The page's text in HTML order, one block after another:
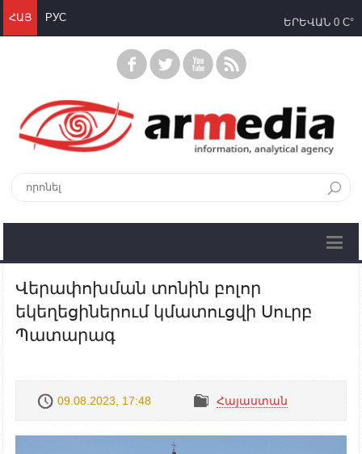
ՀԱՅ РУС ԵՐԵՎԱՆ 0 C°
Վերափոխման տոնին բոլոր
եկեղեցիներում կմատուցվի Սուրբ
Պատարագ
09.08.2023, 17:48 Հայաստան